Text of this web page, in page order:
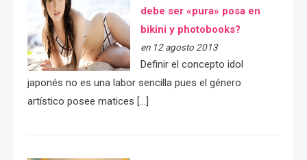
debe ser «pura» posa en
bikini y photobooks?
en 12 agosto 2013
Definir el concepto idol
japonés no es una labor sencilla pues el género
artístico posee matices […]